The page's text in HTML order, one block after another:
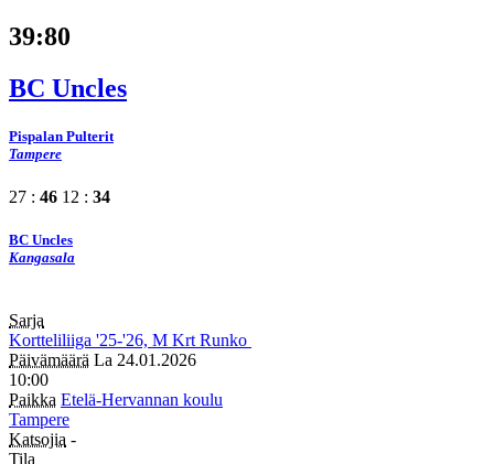
39:80
BC Uncles
Pispalan Pulterit
Tampere
27 : 46 12 : 34
BC Uncles
Kangasala
Sarja
Kortteliliiga '25-'26, M Krt Runko
Päivämäärä La 24.01.2026
10:00
Paikka Etelä-Hervannan koulu
Tampere
Katsojia -
Tila